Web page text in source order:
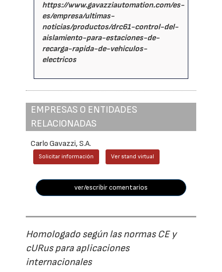
https://www.gavazziautomation.com/es-
es/empresa/ultimas-
noticias/productos/drc61-control-del-
aislamiento-para-estaciones-de-
recarga-rapida-de-vehiculos-
electricos
EMPRESAS O ENTIDADES
RELACIONADAS
Carlo Gavazzi, S.A.
Solicitar información Ver stand virtual
ver/escribir comentarios
Homologado según las normas CE y
cURus para aplicaciones
internacionales